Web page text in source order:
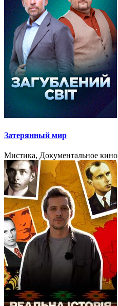
Затерянный мир
Мистика, Документальное кино